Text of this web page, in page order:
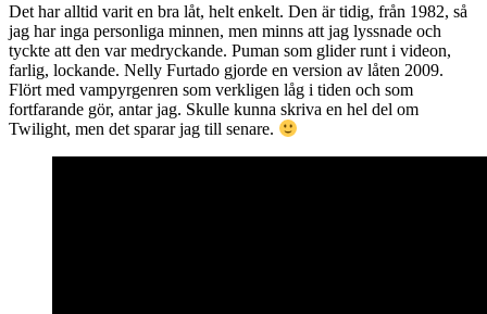
Det har alltid varit en bra låt, helt enkelt. Den är tidig, från 1982, så
jag har inga personliga minnen, men minns att jag lyssnade och
tyckte att den var medryckande. Puman som glider runt i videon,
farlig, lockande. Nelly Furtado gjorde en version av låten 2009.
Flört med vampyrgenren som verkligen låg i tiden och som
fortfarande gör, antar jag. Skulle kunna skriva en hel del om
Twilight, men det sparar jag till senare.